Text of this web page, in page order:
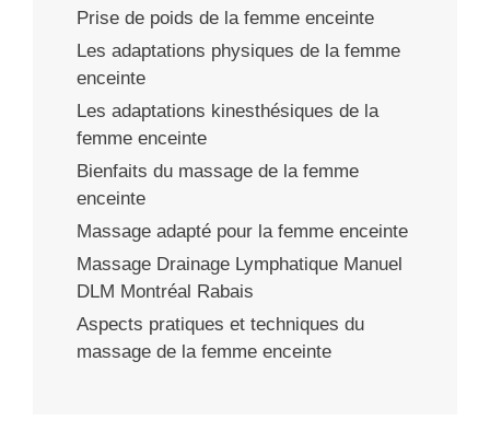
Prise de poids de la femme enceinte
Les adaptations physiques de la femme
enceinte
Les adaptations kinesthésiques de la
femme enceinte
Bienfaits du massage de la femme
enceinte
Massage adapté pour la femme enceinte
Massage Drainage Lymphatique Manuel
DLM Montréal Rabais
Aspects pratiques et techniques du
massage de la femme enceinte